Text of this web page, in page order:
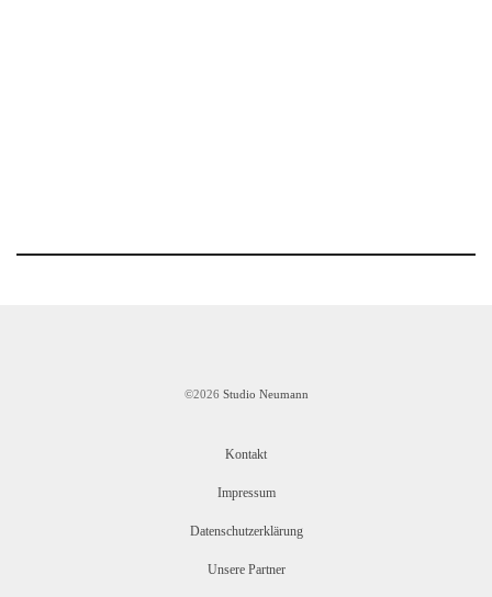
©2026 Studio Neumann
Kontakt
Impressum
Datenschutzerklärung
Unsere Partner